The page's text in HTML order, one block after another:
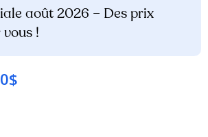
août 2026 – Des prix
!
$